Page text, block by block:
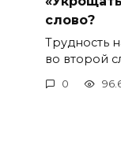
слово?
Трудность
во второй
0